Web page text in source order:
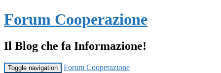
Forum Cooperazione
Il Blog che fa Informazione!
Toggle navigation Forum Cooperazione